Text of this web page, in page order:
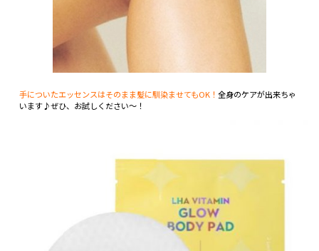
手についたエッセンスはそのまま髪に馴染ませてもOK！ 全身のケアが出来ちゃ
います♪ぜひ、お試しください～！